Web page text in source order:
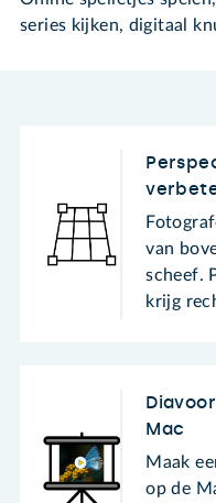
series kijken, digitaal
van
scheef.
krijg
Mac
Maak
op de